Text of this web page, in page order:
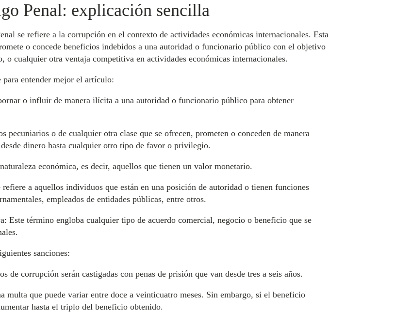
Penal: explicación sencilla
se refiere a la corrupción en el contexto de actividades económicas internacionales. Esta
o concede beneficios indebidos a una autoridad o funcionario público con el objetivo
o cualquier otra ventaja competitiva en actividades económicas internacionales.
entender mejor el artículo:
o influir de manera ilícita a una autoridad o funcionario público para obtener
o de cualquier otra clase que se ofrecen, prometen o conceden de manera
dinero hasta cualquier otro tipo de favor o privilegio.
económica, es decir, aquellos que tienen un valor monetario.
a aquellos individuos que están en una posición de autoridad o tienen funciones
empleados de entidades públicas, entre otros.
Este término engloba cualquier tipo de acuerdo comercial, negocio o beneficio que se
sanciones:
de corrupción serán castigadas con penas de prisión que van desde tres a seis años.
multa que puede variar entre doce a veinticuatro meses. Sin embargo, si el beneficio
hasta el triplo del beneficio obtenido.